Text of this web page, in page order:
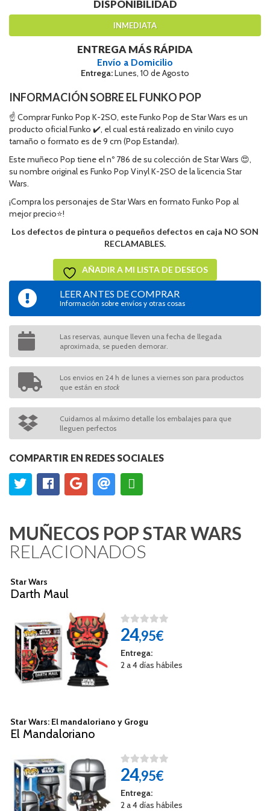
DISPONIBILIDAD
INMEDIATA
ENTREGA MÁS RÁPIDA
Envío a Domicilio
Entrega:Lunes, 10 de Agosto
INFORMACIÓN SOBRE EL FUNKO POP
☝ Comprar Funko Pop K-2SO, este Funko Pop de Star Wars es un
producto oficial Funko ✔️, el cual está realizado en vinilo cuyo
tamaño o formato es de 9 cm (Pop Estandar).
Este muñeco Pop tiene el nº 786 de su colección de Star Wars 😍,
su nombre original es Funko Pop Vinyl K-2SO de la licencia Star
Wars.
¡Compra los personajes de Star Wars en formato Funko Pop al
mejor precio⭐!
Los defectos de pintura o pequeños defectos en caja NO SON
RECLAMABLES.
AÑADIR A MI LISTA DE DESEOS
LEER ANTES DE COMPRAR
Información sobre envíos y otras cosas
Las reservas, aunque lleven una fecha de llegada
aproximada, se pueden demorar.
Los envios en 24 h de lunes a viernes son para productos
que están en stock
Cuidamos al máximo detalle los embalajes para que
lleguen perfectos
COMPARTIR EN REDES SOCIALES
MUÑECOS POP STAR WARS
RELACIONADOS
Star Wars
Darth Maul
24,95€
Entrega:
2 a 4 días hábiles
Star Wars: El mandaloriano y Grogu
El Mandaloriano
24,95€
Entrega:
2 a 4 días hábiles